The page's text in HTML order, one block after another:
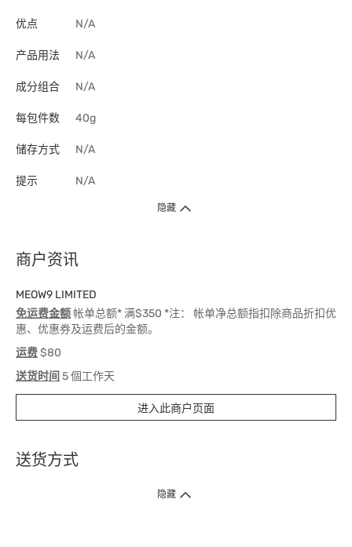
优点 N/A
产品用法 N/A
成分组合 N/A
每包件数 40g
储存方式 N/A
提示 N/A
隐藏
商户资讯
MEOW9 LIMITED
免运费金额帐单总额* 满$350 *注： 帐单净总额指扣除商品折扣优
惠、优惠券及运费后的金额。
运费$80
送货时间 5 個工作天
进入此商户页面
送货方式
1. 送货到府（受卫生署条例规管产品除外 ）
隐藏